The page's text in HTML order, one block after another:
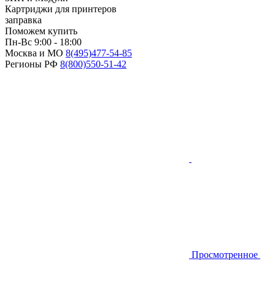
Картриджи для принтеров
заправка
Поможем купить
Пн-Вс 9:00 - 18:00
Москва и МО 8(495)477-54-85
Регионы РФ 8(800)550-51-42
Просмотренное